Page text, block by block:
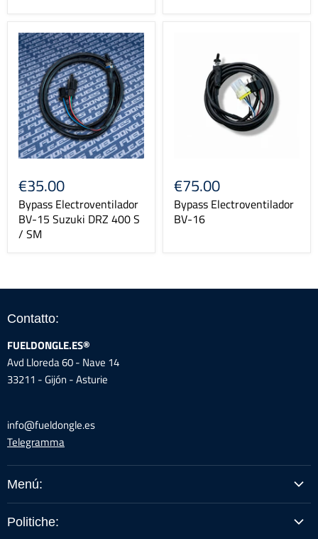
€35.00
Bypass Electroventilador
BV-15 Suzuki DRZ 400 S
/ SM
€75.00
Bypass Electroventilador
BV-16
Contatto:
FUELDONGLE.ES®
Avd Lloreda 60 - Nave 14
33211 - Gijón - Asturie
info@fueldongle.es
Telegramma
Menú:
Politiche: